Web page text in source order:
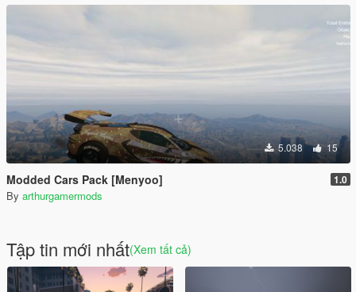
5.038 15
Modded Cars Pack [Menyoo] 1.0
By arthurgamermods
Tập tin mới nhất(Xem tất cả)